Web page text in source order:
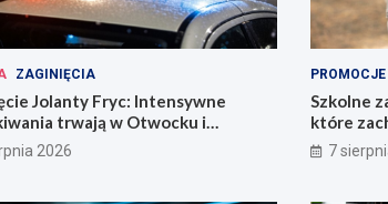
ZAGINIĘCIA
Jolanty Fryc: Intensywne
trwają w Otwocku i
2026
PROMOCJE
Szkolne
które
7